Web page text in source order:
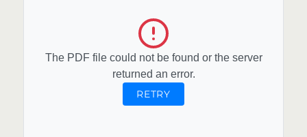
The PDF file could not be found or the server
returned an error.
RETRY